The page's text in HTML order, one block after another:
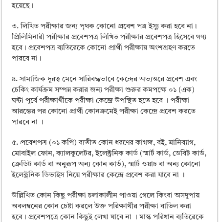
হয়েছে।
৩. লিখিত পরীক্ষার জন্য পৃথক কোনো প্রবেশ পত্র ইস্যু করা হবে না।
প্রিলিমিনারী পরীক্ষার প্রবেশপত্র লিখিত পরীক্ষার প্রবেশপত্র হিসেবে গণ্য
হবে। প্রবেশপত্র ব্যতিরেকে কোনো প্রার্থী পরীক্ষায় অংশগ্রহণ করতে
পারবে না।
৪. সামাজিক দূরত্ব মেনে সারিবদ্ধভাবে কেন্দ্রের অভ্যন্তরে প্রবেশ এবং
চেকিং কার্যক্রম সম্পন্ন করার জন্য পরীক্ষা শুরুর কমপক্ষে ০১ (এক)
ঘন্টা পূর্বে পরীক্ষার্থীকে পরীক্ষা কেন্দ্রে উপস্থিত হতে হবে । পরীক্ষা
আরম্ভের পর কোনো প্রার্থী কোনক্রমেই পরীক্ষা কেন্দ্রে প্রবেশ করতে
পারবে না ।
৫. প্রবেশপত্র (০১ কপি) ব্যতীত কোন ধরণের কাগজ, বই, মানিব্যাগ,
মোবাইল ফোন, ক্যালকুলেটর, ইলেক্ট্রনিক কার্ড (স্মার্ট কার্ড, ডেবিট কার্ড,
ক্রেডিট কার্ড বা অনুরূপ অন্য কোন কার্ড), স্মার্ট ওয়াচ বা অন্য কোনো
ইলেক্ট্রনিক ডিভাইস নিয়ে পরীক্ষার কেন্দ্রে প্রবেশ করা যাবে না ।
উল্লিখিত কোন কিছু পরীক্ষা চলাকালীন পাওয়া গেলে কিংবা অসদুপায়
অবলম্বনের কোন চেষ্টা করলে উক্ত পরিক্ষার্থীর পরীক্ষা বাতিল করা
হবে। প্রবেশপত্রে কোন কিছুই লেখা যাবে না । মাস্ক পরিধান ব্যতিরেকে